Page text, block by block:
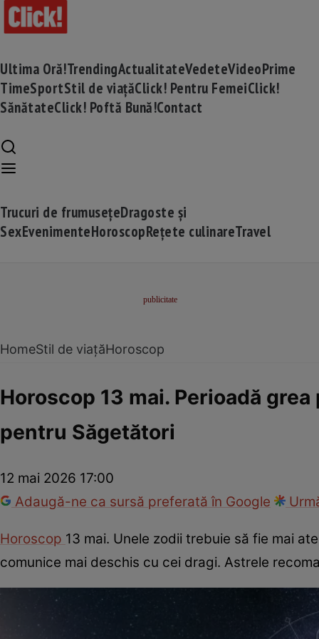
Ultima Oră!TrendingActualitateVedeteVideoPrime
TimeSportStil de viațăClick! Pentru FemeiClick!
SănătateClick! Poftă Bună!Contact
Trucuri de frumusețeDragoste și
SexEvenimenteHoroscopRețete culinareTravel
HomeStil de viațăHoroscop
Horoscop 13 mai. Perioadă
pentru Săgetători
12 mai 2026 17:00
Adaugă-ne ca sursă preferată în Google
Horoscop 13 mai. Unele zodii trebuie să fie mai
comunice mai deschis cu cei dragi. Astrele